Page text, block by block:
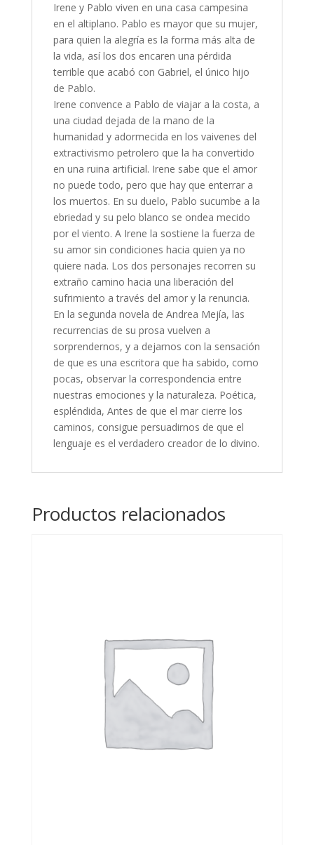
Irene y Pablo viven en una casa campesina
en el altiplano. Pablo es mayor que su mujer,
para quien la alegría es la forma más alta de
la vida, así los dos encaren una pérdida
terrible que acabó con Gabriel, el único hijo
de Pablo.
Irene convence a Pablo de viajar a la costa, a
una ciudad dejada de la mano de la
humanidad y adormecida en los vaivenes del
extractivismo petrolero que la ha convertido
en una ruina artificial. Irene sabe que el amor
no puede todo, pero que hay que enterrar a
los muertos. En su duelo, Pablo sucumbe a la
ebriedad y su pelo blanco se ondea mecido
por el viento. A Irene la sostiene la fuerza de
su amor sin condiciones hacia quien ya no
quiere nada. Los dos personajes recorren su
extraño camino hacia una liberación del
sufrimiento a través del amor y la renuncia.
En la segunda novela de Andrea Mejía, las
recurrencias de su prosa vuelven a
sorprendernos, y a dejarnos con la sensación
de que es una escritora que ha sabido, como
pocas, observar la correspondencia entre
nuestras emociones y la naturaleza. Poética,
espléndida, Antes de que el mar cierre los
caminos, consigue persuadirnos de que el
lenguaje es el verdadero creador de lo divino.
Productos relacionados